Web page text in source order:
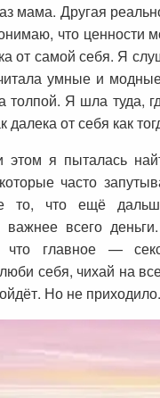
мама. Другая
что ценности
от самой себя. Я
умные и
Я шла туда,
от себя как
этом я пыталась
часто
то, что ещё
важнее всего
что главное —
себя, чихай на
Но не приходило.